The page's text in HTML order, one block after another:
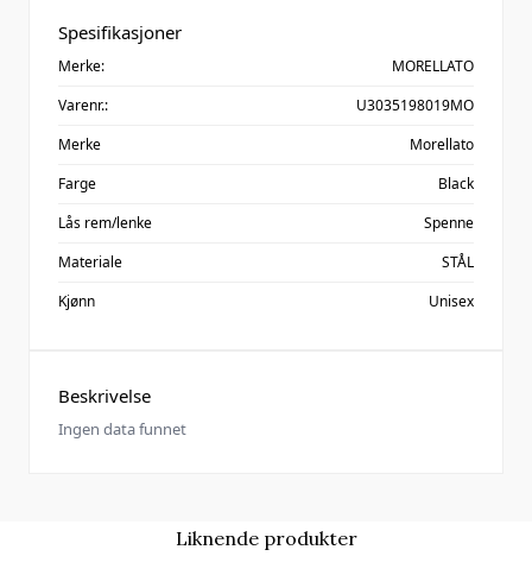
Beskrivelse
Ingen data funnet
Spesifikasjoner
Merke:
MORELLATO
Varenr.:
U3035198019MO
Merke
Morellato
Farge
Black
Lås rem/lenke
Spenne
Materiale
STÅL
Kjønn
Unisex
Liknende produkter